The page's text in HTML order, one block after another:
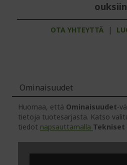
OTA YHTEYTTÄ |
Ominaisuudet
Huomaa, että Ominaisuudet-
tietoja tuotesarjasta. Katso
tiedot napsauttamalla